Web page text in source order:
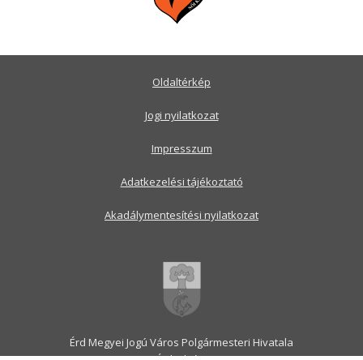
Érd Megyei Jogú Város Polgármesteri Hivatala
Oldaltérkép
Jogi nyilatkozat
Impresszum
Adatkezelési tájékoztató
Akadálymentesítési nyilatkozat